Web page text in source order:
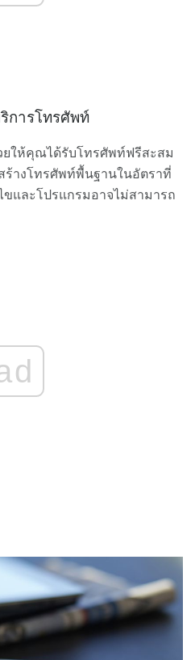
การโทรศัพท์
ให้คุณได้รับโทรศัพท์ฟรีสะสม
ร้างโทรศัพท์พื้นฐานในอัตราที่
และโปรแกรมอาจไม่สามารถ